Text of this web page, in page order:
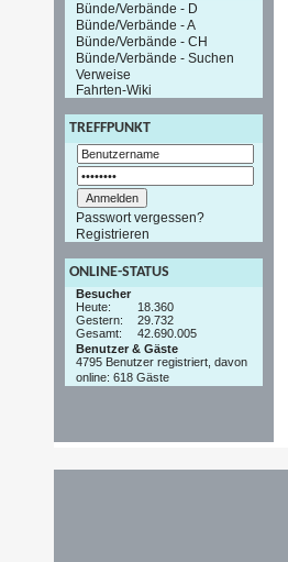
Bünde/Verbände - D
Bünde/Verbände - A
Bünde/Verbände - CH
Bünde/Verbände - Suchen
Verweise
Fahrten-Wiki
TREFFPUNKT
Passwort vergessen?
Registrieren
ONLINE-STATUS
Besucher
Heute:
18.360
Gestern:
29.732
Gesamt:
42.690.005
Benutzer & Gäste
4795 Benutzer registriert, davon
online: 618 Gäste